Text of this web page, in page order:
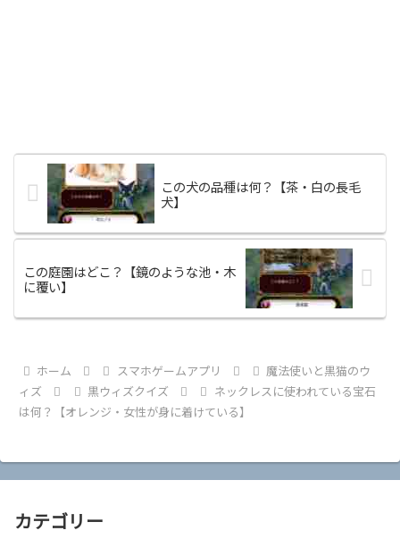
この犬の品種は何？【茶・白の長毛
犬】
この庭園はどこ？【鏡のような池・木
に覆い】
ホーム スマホゲームアプリ
魔法使いと黒猫のウ
ィズ
黒ウィズクイズ
ネックレスに使われている宝石
は何？【オレンジ・女性が身に着けている】
カテゴリー